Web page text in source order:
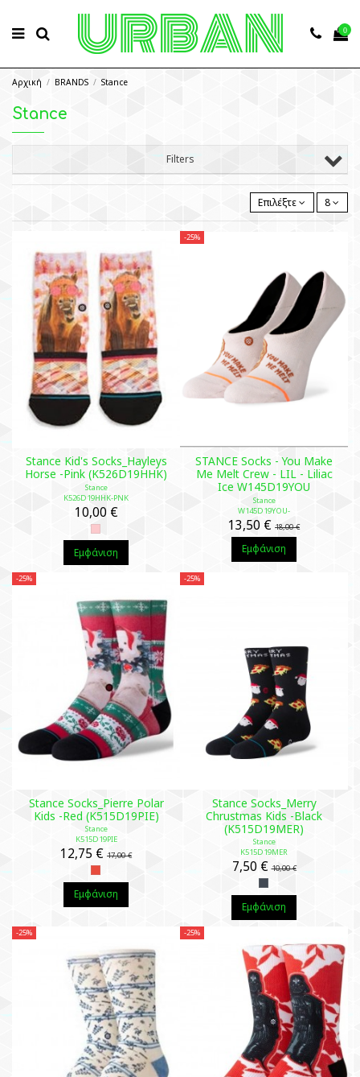
0
Αρχική BRANDS Stance
Stance
Filters
Επιλέξτε 8
Stance Kid's Socks_Hayleys
Horse -Pink (K526D19HHK)
Stance
K526D19HHK-PNK
10,00 €
Εμφάνιση
-25%
STANCE Socks - You Make
Me Melt Crew - LIL - Liliac
Ice W145D19YOU
Stance
W145D19YOU-
13,50 € 18,00 €
Εμφάνιση
-25%
Stance Socks_Pierre Polar
Kids -Red (K515D19PIE)
Stance
K515D19PIE
12,75 € 17,00 €
Εμφάνιση
-25%
Stance Socks_Merry
Chrustmas Kids -Black
(K515D19MER)
Stance
K515D19MER
7,50 €10,00 €
Εμφάνιση
-25% -25%